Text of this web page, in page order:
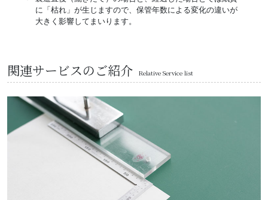
に「枯れ」が生じますので、保管年数による変化の違いが
大きく影響してまいります。
関連サービスのご紹介 Relative Service list